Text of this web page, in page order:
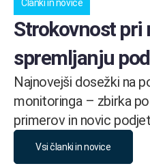
Članki in novice
Strokovnost pri
spremljanju
Najnovejši dosežki na
monitoringa – zbirka
primerov in novic
Vsi članki in novice